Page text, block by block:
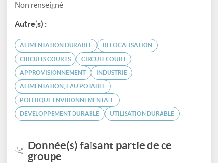
Non renseigné
Autre(s) :
ALIMENTATION DURABLE RELOCALISATION
CIRCUITS COURTS CIRCUIT COURT
APPROVISIONNEMENT INDUSTRIE
ALIMENTATION, EAU POTABLE
POLITIQUE ENVIRONNEMENTALE
DÉVELOPPEMENT DURABLE UTILISATION DURABLE
Donnée(s) faisant partie de ce
groupe